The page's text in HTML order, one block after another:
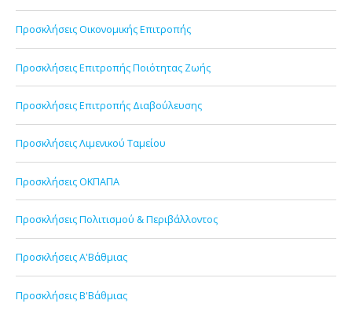
Προσκλήσεις Οικονομικής Επιτροπής
Προσκλήσεις Επιτροπής Ποιότητας Ζωής
Προσκλήσεις Επιτροπής Διαβούλευσης
Προσκλήσεις Λιμενικού Ταμείου
Προσκλήσεις ΟΚΠΑΠΑ
Προσκλήσεις Πολιτισμού & Περιβάλλοντος
Προσκλήσεις Α'Βάθμιας
Προσκλήσεις Β'Βάθμιας